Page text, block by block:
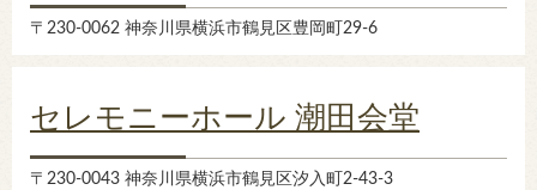
〒230-0062 神奈川県横浜市鶴見区豊岡町29-6
セレモニーホール 潮田会堂
〒230-0043 神奈川県横浜市鶴見区汐入町2-43-3